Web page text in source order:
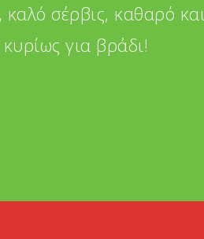
σέρβις, καθαρό και
για βράδι!